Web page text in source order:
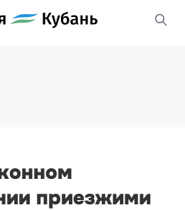
приезжими